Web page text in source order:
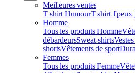
Meilleures ventes
T-shirt HumourT-shirt J'peux
Homme
Tous les produits Homme
débardeursSweat-shirts
shortsVêtements de sport
Femmes
Tous les produits Femme